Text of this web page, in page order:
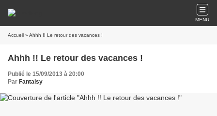
MENU
Accueil » Ahhh !! Le retour des vacances !
Ahhh !! Le retour des vacances !
Publié le 15/09/2013 à 20:00
Par Fantaisy